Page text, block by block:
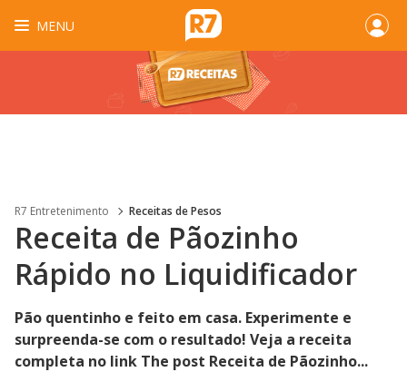
MENU
R7 Entretenimento Receitas de Pesos
Receita de Pãozinho
Rápido no Liquidificador
Pão quentinho e feito em casa. Experimente e
surpreenda-se com o resultado! Veja a receita
completa no link The post Receita de Pãozinho...